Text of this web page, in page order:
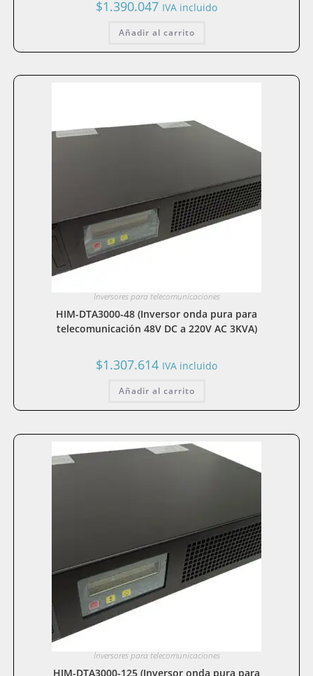
$1.390.047 IVA incluido
Añadir al carrito
Inversores para telecomunicaciones
HIM-DTA3000-48 (Inversor onda pura para
telecomunicación 48V DC a 220V AC 3KVA)
$1.307.614 IVA incluido
Añadir al carrito
Inversores para telecomunicaciones
HIM-DTA3000-125 (Inversor onda pura para